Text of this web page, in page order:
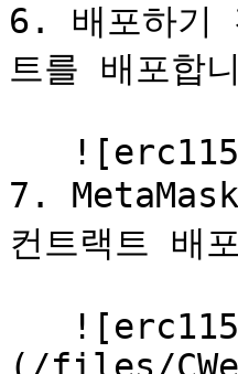
6. 배포하기
트를 배포합
7.
컨트랙트 배